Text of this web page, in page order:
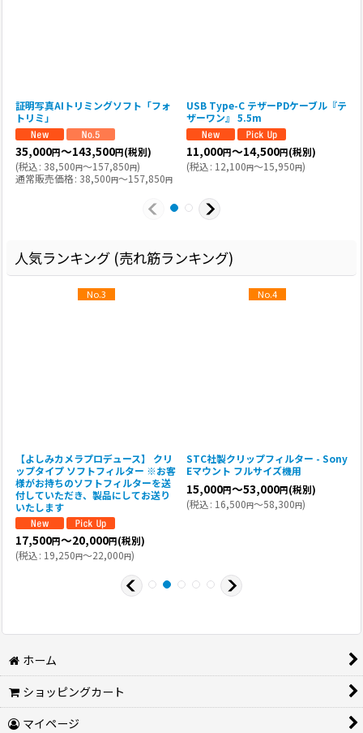
証明写真AIトリミングソフト「フォ
トリミ」
35,000円～143,500円(税別)
(税込: 38,500円～157,850円)
通常販売価格: 38,500円～157,850円
USB Type-C テザーPDケーブル『テ
ザーワン』 5.5m
11,000円～14,500円(税別)
(税込: 12,100円～15,950円)
人気ランキング (売れ筋ランキング)
No.3
【よしみカメラプロデュース】 クリ
ップタイプ ソフトフィルター ※お客
様がお持ちのソフトフィルターを送
付していただき、製品にしてお送り
いたします
17,500円～20,000円(税別)
(税込: 19,250円～22,000円)
No.4
STC社製クリップフィルター - Sony
Eマウント フルサイズ機用
15,000円～53,000円(税別)
(税込: 16,500円～58,300円)
ホーム
ショッピングカート
マイページ